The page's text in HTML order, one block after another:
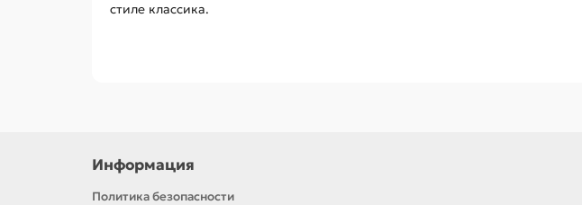
стиле классика.
Информация
Политика безопасности